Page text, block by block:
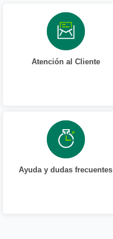
Atención al Cliente
Ayuda y dudas frecuentes